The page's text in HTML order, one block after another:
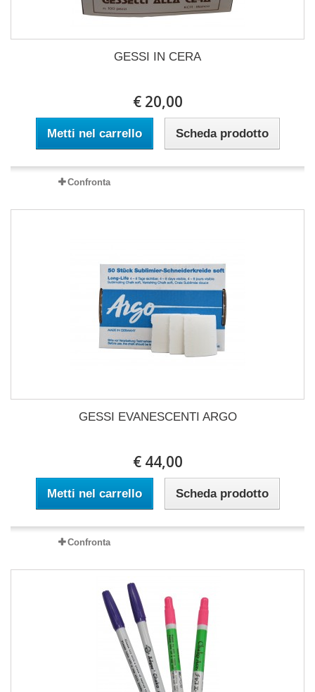
GESSI IN CERA
€ 20,00
Metti nel carrello Scheda prodotto
Confronta
GESSI EVANESCENTI ARGO
€ 44,00
Metti nel carrello Scheda prodotto
Confronta